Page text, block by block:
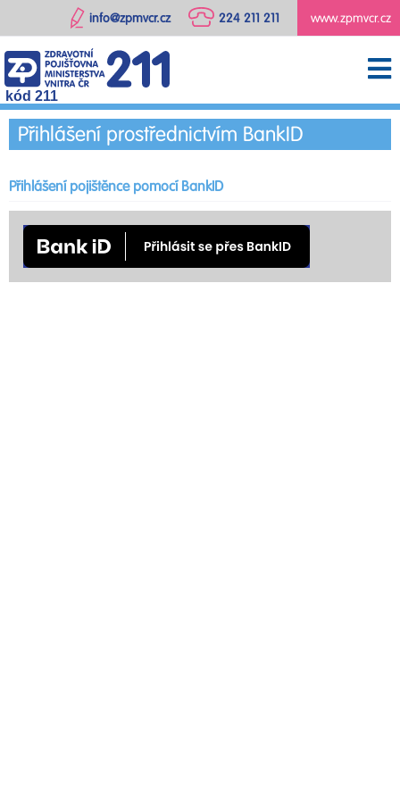
www.zpmvcr.cz
224 211 211
info@zpmvcr.cz
kód 211
Přihlášení prostřednictvím BankID
Přihlášení pojištěnce pomocí BankID